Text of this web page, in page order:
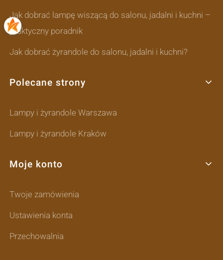
Jak dobrać lampę wiszącą do salonu, jadalni i kuchni –
praktyczny poradnik
Jak dobrać żyrandole do salonu, jadalni i kuchni?
Polecane strony
Lampy i żyrandole Warszawa
Lampy i żyrandole Kraków
Moje konto
Twoje zamówienia
Ustawienia konta
Przechowalnia